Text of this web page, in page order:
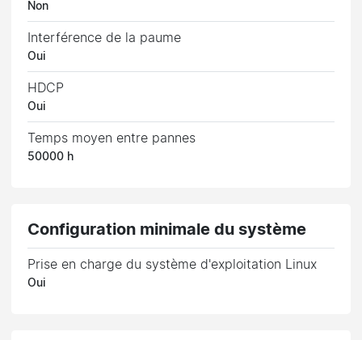
Non
Interférence de la paume
Oui
HDCP
Oui
Temps moyen entre pannes
50000 h
Configuration minimale du système
Prise en charge du système d'exploitation Linux
Oui